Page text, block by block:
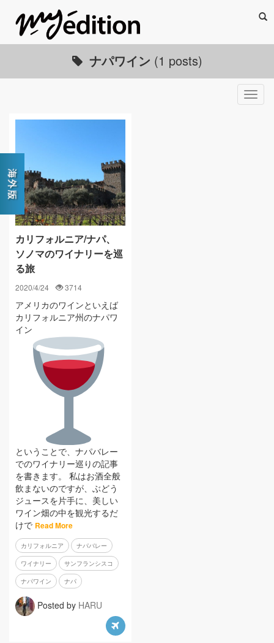
ナパワイン (1 posts)
カリフォルニア/ナパ、
ソノマのワイナリーを巡
る旅
2020/4/24 3714
アメリカのワインといえば
カリフォルニア州のナパワ
イン
ということで、ナパバレー
でのワイナリー巡りの記事
を書きます。 私はお酒全般
飲まないのですが、ぶどう
ジュースを片手に、美しい
ワイン畑の中を観光するだ
けで Read More
カリフォルニア ナパバレー
ワイナリー サンフランシスコ
ナパワイン ナパ
Posted by HARU